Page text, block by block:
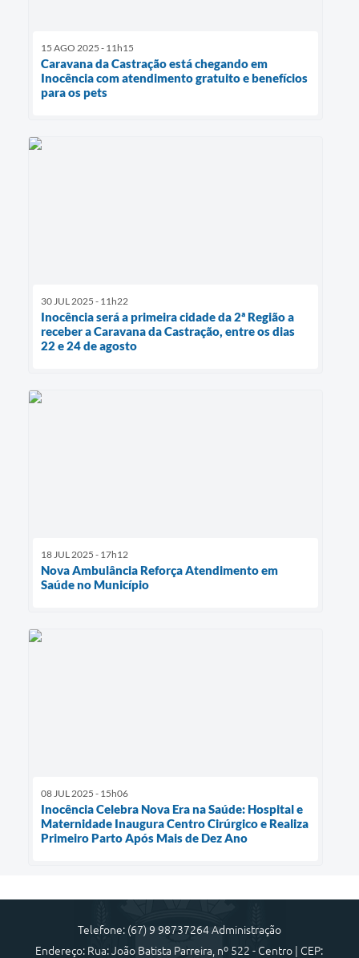
15 AGO 2025 - 11h15
Caravana da Castração está chegando em
Inocência com atendimento gratuito e benefícios
para os pets
30 JUL 2025 - 11h22
Inocência será a primeira cidade da 2ª Região a
receber a Caravana da Castração, entre os dias
22 e 24 de agosto
18 JUL 2025 - 17h12
Nova Ambulância Reforça Atendimento em
Saúde no Município
08 JUL 2025 - 15h06
Inocência Celebra Nova Era na Saúde: Hospital e
Maternidade Inaugura Centro Cirúrgico e Realiza
Primeiro Parto Após Mais de Dez Ano
Telefone: (67) 9 98737264 Administração
Endereço: Rua: João Batista Parreira, nº 522 - Centro | CEP: